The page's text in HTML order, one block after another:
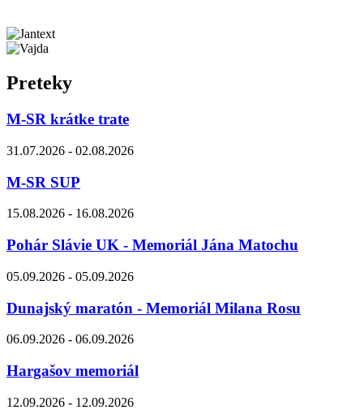
Preteky
M-SR krátke trate
31.07.2026 - 02.08.2026
M-SR SUP
15.08.2026 - 16.08.2026
Pohár Slávie UK - Memoriál Jána Matochu
05.09.2026 - 05.09.2026
Dunajský maratón - Memoriál Milana Rosu
06.09.2026 - 06.09.2026
Hargašov memoriál
12.09.2026 - 12.09.2026